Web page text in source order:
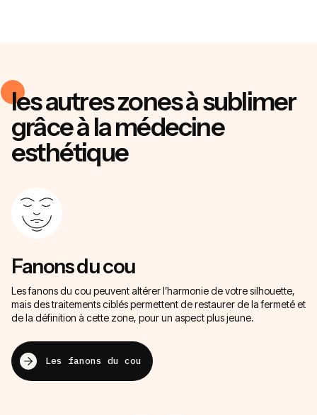
les autres zones à sublimer
grâce à la médecine
esthétique
Fanons du cou
Les fanons du cou peuvent altérer l’harmonie de votre silhouette,
mais des traitements ciblés permettent de restaurer de la fermeté et
de la définition à cette zone, pour un aspect plus jeune.
Les fanons du cou